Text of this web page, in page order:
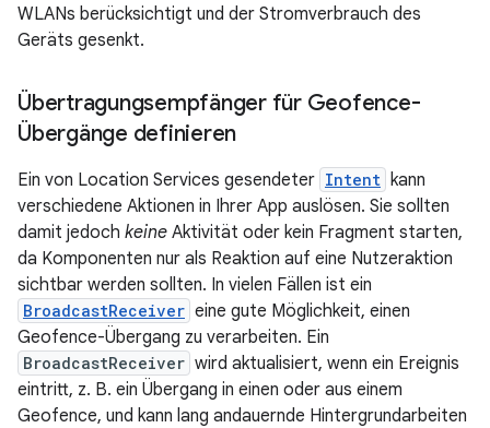
WLANs berücksichtigt und der Stromverbrauch des
Geräts gesenkt.
Übertragungsempfänger für Geofence-
Übergänge definieren
Ein von Location Services gesendeter Intent kann
verschiedene Aktionen in Ihrer App auslösen. Sie sollten
damit jedoch keine Aktivität oder kein Fragment starten,
da Komponenten nur als Reaktion auf eine Nutzeraktion
sichtbar werden sollten. In vielen Fällen ist ein
BroadcastReceiver eine gute Möglichkeit, einen
Geofence-Übergang zu verarbeiten. Ein
BroadcastReceiver wird aktualisiert, wenn ein Ereignis
eintritt, z. B. ein Übergang in einen oder aus einem
Geofence, und kann lang andauernde Hintergrundarbeiten